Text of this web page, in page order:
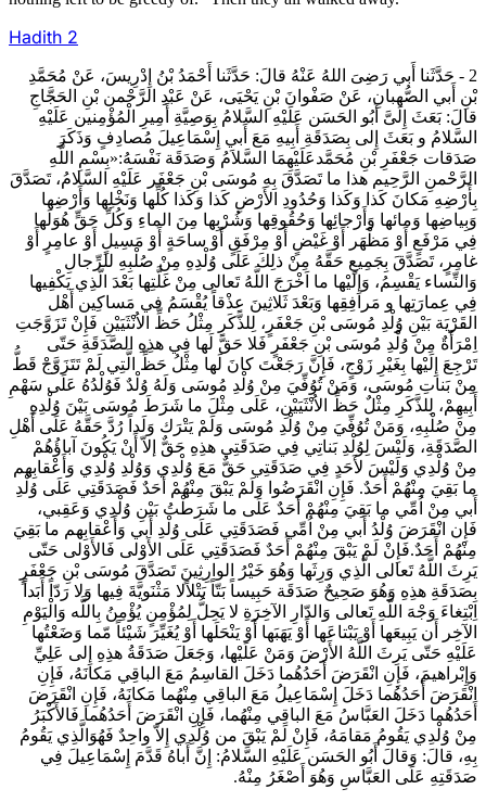
Hadith 2
2 - حَدَّثَنا أَبي رَضِىَ اللهُ عَنْهُ قالَ: حَدَّثَنا أَحْمَدُ بْنُ إِدْرِيسَ، عَنْ مُحَمَّدِ
بْنِ أَبي الصُّهبانِ، عَنْ صَفْوانَ بْنِ يَحْيَى، عَنْ عَبْدِ الرَّحْمن بْنِ الحَجَّاجِ
قالَ: بَعَثَ إِلَىَّ أَبُو الحَسَن‏ عَلَيْهِ السَّلامُ بِوَصِيَّةِ أَمِيرِ الْمُؤْمِنين‏ عَلَيْهِ
السَّلامُ و بَعَثَ إِلى‏ بِصَدَقَةِ أَبِيهِ مَعَ أَبي إِسْمَاعِيلَ مُصادِفٍ وَذَكَرَ
صَدَقات جَعْفَرِ بْنِ مُحَمَّدعَلَيْهِمَا السَّلاَمُ وَصَدَقَة نَفْسَهُ:«بِسْمِ اللَّهِ
الرَّحْمنِ الرَّحِيم هذا ما تَصَدَّقَ بِهِ مُوسَى بْنِ جَعْفَر عَلَيْهِ السَّلامُ، تَصَدَّقَ
بِأَرْضِهِ مَكانَ كَذا وَكَذا وَحُدُودِ الأَرْضِ كَذا وَكَذا كُلِّها وَنَخْلِها وَأَرْضِها
وَبِياضِها وَمائها وَأَرْجائِها وَحُقُوقِها وَشُرْبِها مِنَ الماءِ وَكُلِّ حَقٍّ هُوَلَها
فِي مَرْفَعٍ أَوْ مَظْهَر أَوْ غَيْضٍ أَوْ مِرْفَقٍ أَوْ ساحَةٍ أَوْ مَسِيلٍ أَوْ عامِرٍ أَوْ
غامِرٍ، تَصَدَّقَ بِجَمِيعِ حَقَّهُ مِنْ ذلِكَ عَلَى وُلْدِهِ مِنْ صُلْبِهِ للرِّجالِ
وَالنِّساء يَقْسِمُ، وَإِلَيْها ما اَخْرَجَ اللَّهُ تَعالى‏ مِنْ غَلَّتِها بَعْدَ الَّذِي يَكْفِيها
فِي عِمارَتِها و مَرافِقِها وَبَعْدَ ثَلاثِينَ عِذْقاً يُقْسَمُ في مَساكِين أَهْل
القَرْيَة بَيْنِ وُلْدِ مُوسَى بْنِ جَعْفَرٍ، لِلذَّكَرِ مِثْلُ حَظِّ الاُنْثَيَيْنِ فَإِنْ تَزَوَّجَتِ
اِمْرَأَةٌ مِنْ وُلْدِ مُوسَى بْنِ جَعْفَرٍ فَلا حَقَّ لَها فِي هذِهِ الصَّدَقَةِ حَتّى‏
تَرْجِعَ إِلَيْها بِغَيْرِ زَوْجٍ، فَإِنَّ رَجَعْتَ كانَ لَها مِثْلُ حَظِّ الَّتِي لَمْ تَتَزَوَّجْ قَطُّ
مِنْ بَناتِ مُوسَى، وَمَنْ تُوُفِّيَ مِنْ وُلْدِ مُوسَى وَلَهُ وُلْدٌ فَوُلْدُهُ عَلَى سَهْمِ
أَبِيهِمْ، لِلذَّكَرِ مِثْلٌ حَظِّ الاُنْثَيَيْنِ، عَلَى مِثْلَ ما شَرَطَ مُوسَى بَيْنَ وُلْدِهِ
مِنْ صُلْبِهِ، وَمَنْ تُوُفِّيَ مِنْ وُلْدِ مُوسَى وَلَمْ يَتْرَك وَلَداً رُدَّ حَقَّهُ عَلَى أَهْلِ
الصَّدَقَةِ، وَلَيْسَ لِوُلْدِ بَناتِي فِي صَدَقَتِي هذِهِ حَقٌّ إلاّ أَنْ يَكُونَ آباؤُهُمْ
مِنْ وُلْدِي وَلَيْسَ لأَحَدٍ فِي صَدَقَتِي حَقٌّ مَعَ وُلْدِي وَوُلْدِ وُلْدِي وَأَعْقابِهم
ما بَقِيَ مِنْهُمْ أَحَدٌ. فَإِنِ انْقَرَضُوا وَلَمْ يَبْقَ مِنْهُمْ أَحَدٌ فَصَدَقَتِي عَلَى وُلْدِ
أَبي مِنْ اُمِّي ما بَقِيَ مِنْهُمْ أَحَدٌ عَلَى ما شَرَطْتُ بَيْنِ وُلْدِي وَعَقِبي،
فَإِن انْقَرَضَ وُلْدُ أَبي مِنْ اُمِّي فَصَدَقَتِي عَلَى وُلْدِ أَبي وَأَعْقابِهم ما بَقِيَ
مِنْهُمْ أَحَدٌ.فَإِنْ لَمْ يَبْقَ مِنْهُمْ أَحَدٌ فَصَدَقَتِي عَلَى الأَوْلى‏ فَالأَوْلى‏ حَتّى‏
يَرِثَ اللَّهُ تَعالى‏ الَّذِي وَرِثَها وَهُوَ خَيْرُ الوارِثِينَ تَصَدَّقَ مُوسَى بْنِ جَعْفَرٍ
بِصَدَقَةِ هذِهِ وَهُوَ صَحِيحٌ صَدَقَة حَبِيساً بَتّاً بَتْلاًلا مَثْنَويَّةَ فِيها وَلا رَدّاً أَبَداً
اِبْتِغاءَ وَجْهَ اللَّهِ تَعالى‏ وَالدّارِ الآخِرَةِ لا يَحِلُّ لِمُؤْمِنٍ يُؤْمِنُ بِاللَّه وَالْيَوْمِ
الآخِر أَن يَبِيعَها أَوْ يَبْتاعَها أَوْ يَهَبَها أَوْ يَنْحَلَها أَوْ يُغَيِّرَ شَيْئاً مّما وَضَعْتُها
عَلَيْهِ حَتّى‏ يَرِثَ اللَّهُ الأَرْضَ وَمَنْ عَلَيْها، وَجَعَلَ صَدَقَةُ هذِهِ إِلى عَلِيِّ
وَإِبْراهيمَ، فَإِنِ انْقَرَضَ أَحَدُهُما دَخَلَ القاسِمُ مَعَ الباقِي مَكانَهُ، فَإِنِ
انْقَرَضَ أَحَدُهُما دَخَلَ إِسْمَاعِيلُ مَعَ الباقِي مِنْهُما مَكانَهُ، فَإِنِ انْقَرَضَ
أَحَدُهُما دَخَلَ العَبَّاسُ مَعَ الباقِي مِنْهُما، فَإِنِ انْقَرَضَ أَحَدُهُما فَالأَكْبَرُ
مِنْ وُلْدِي يَقُومُ مَقامَهُ، فَإِنْ لَمْ يَبْقَ من وُلْدِي إِلاّ واحِدٌ فَهُوَالَّذِي يَقُومُ
بِهِ، قالَ: وَقالَ أَبُو الحَسَن‏ عَلَيْهِ السَّلامُ: إِنَّ أَباهُ قَدَّمَ إِسْمَاعِيلَ فِي
صَدَقَتِهِ عَلَى العَبَّاسِ وَهُوَ أَصْغَرُ مِنْهُ.